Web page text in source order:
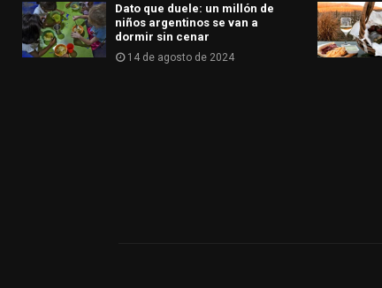
Dato que duele: un millón de
niños argentinos se van a
dormir sin cenar
14 de agosto de 2024